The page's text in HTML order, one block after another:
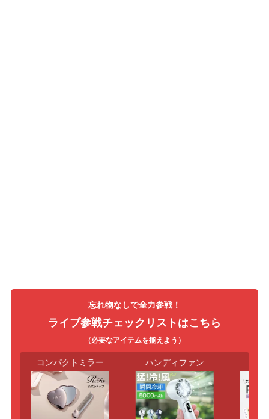
忘れ物なしで全力参戦！
ライブ参戦チェックリストはこちら
（必要なアイテムを揃えよう）
コンパクトミラー ハンディファン